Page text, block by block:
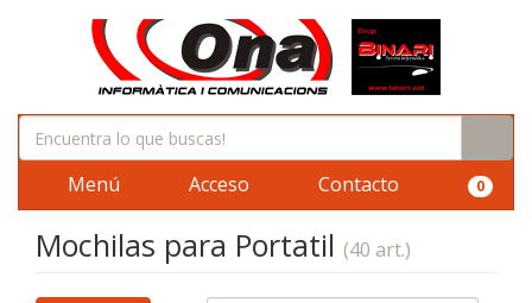
Menú Acceso Contacto 0
Mochilas para Portatil (40 art.)